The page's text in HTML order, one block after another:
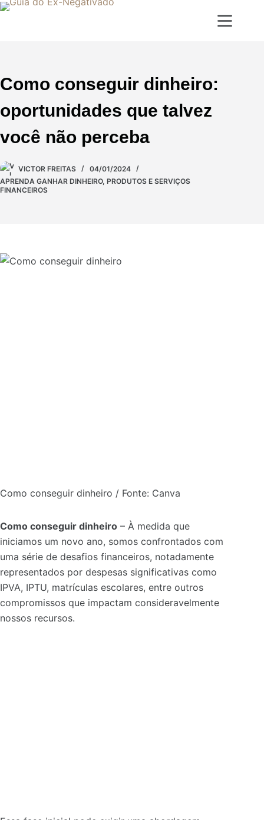
Como conseguir dinheiro:
oportunidades que talvez
você não perceba
VICTOR FREITAS
04/01/2024
APRENDA GANHAR DINHEIRO, PRODUTOS E SERVIÇOS
FINANCEIROS
Como conseguir dinheiro / Fonte: Canva
Como conseguir dinheiro – À medida que
iniciamos um novo ano, somos confrontados com
uma série de desafios financeiros, notadamente
representados por despesas significativas como
IPVA, IPTU, matrículas escolares, entre outros
compromissos que impactam consideravelmente
nossos recursos.